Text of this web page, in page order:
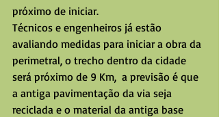
próximo de iniciar.
Técnicos e engenheiros já estão
avaliando medidas para iniciar a obra da
perimetral, o trecho dentro da cidade
será próximo de 9 Km,  a previsão é que
a antiga pavimentação da via seja
reciclada e o material da antiga base